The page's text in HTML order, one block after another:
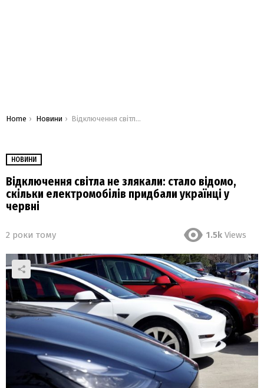
You are here:
Home Новини Відключення світла не злякали: стало відомо, скільки електромобілів придбали українці у червні
НОВИНИ
Відключення світла не злякали: стало відомо,
скільки електромобілів придбали українці у
червні
2 роки тому 1.5k Views